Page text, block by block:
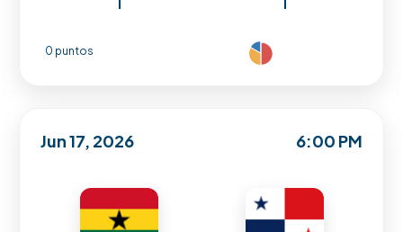
0 puntos
Jun 17, 2026 6:00 PM